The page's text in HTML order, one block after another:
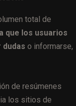
total de
que los usuarios
o informarse,
de resúmenes
los sitios de